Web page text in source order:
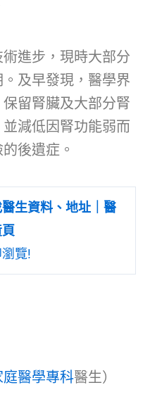
進步，現時大部分
及早發現，醫學界
留腎臟及大部分腎
減低因腎功能弱而
後遺症。
生資料、地址｜醫
覽!
醫學專科醫生）